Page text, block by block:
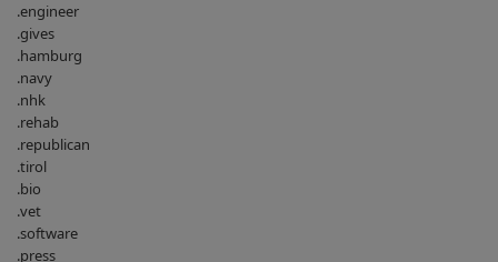
.engineer
.gives
.hamburg
.navy
.nhk
.rehab
.republican
.tirol
.bio
.vet
.software
.press